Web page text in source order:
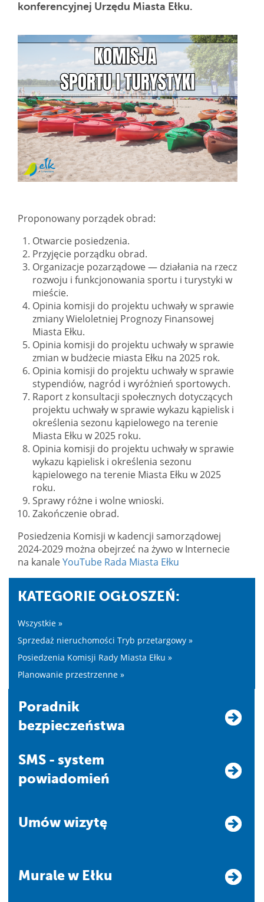
konferencyjnej Urzędu Miasta Ełku.
Proponowany porządek obrad:
Otwarcie posiedzenia.
Przyjęcie porządku obrad.
Organizacje pozarządowe — działania na rzecz
rozwoju i funkcjonowania sportu i turystyki w
mieście.
Opinia komisji do projektu uchwały w sprawie
zmiany Wieloletniej Prognozy Finansowej
Miasta Ełku.
Opinia komisji do projektu uchwały w sprawie
zmian w budżecie miasta Ełku na 2025 rok.
Opinia komisji do projektu uchwały w sprawie
stypendiów, nagród i wyróżnień sportowych.
Raport z konsultacji społecznych dotyczących
projektu uchwały w sprawie wykazu kąpielisk i
określenia sezonu kąpielowego na terenie
Miasta Ełku w 2025 roku.
Opinia komisji do projektu uchwały w sprawie
wykazu kąpielisk i określenia sezonu
kąpielowego na terenie Miasta Ełku w 2025
roku.
Sprawy różne i wolne wnioski.
Zakończenie obrad.
Posiedzenia Komisji w kadencji samorządowej
2024-2029 można obejrzeć na żywo w Internecie
na kanaleYouTube Rada Miasta Ełku
KATEGORIE OGŁOSZEŃ:
Wszystkie »
Sprzedaż nieruchomości Tryb przetargowy »
Posiedzenia Komisji Rady Miasta Ełku »
Planowanie przestrzenne »
Poradnik
bezpieczeństwa
SMS - system
powiadomień
Umów wizytę
Murale w Ełku